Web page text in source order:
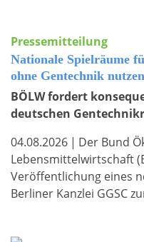
Pressemitteilung
Nationale Spielräume
ohne Gentechnik nutzen
BÖLW fordert
deutschen
04.08.2026 | Der Bund
Lebensmittelwirtschaft
Veröffentlichung eines
Berliner Kanzlei GGSC